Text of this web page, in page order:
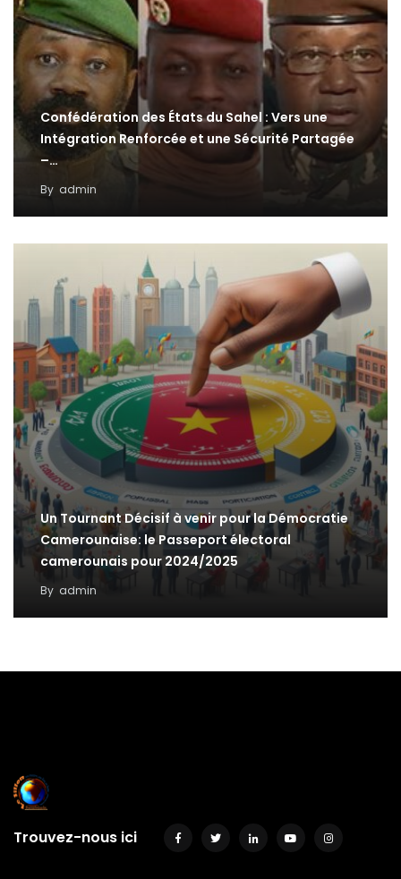
Confédération des États du Sahel : Vers une
Intégration Renforcée et une Sécurité Partagée
–…
By admin
Un Tournant Décisif à venir pour la Démocratie
Camerounaise: le Passeport électoral
camerounais pour 2024/2025
By admin
Trouvez-nous ici